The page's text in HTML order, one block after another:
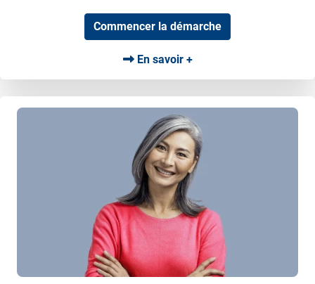
Commencer la démarche
En savoir +